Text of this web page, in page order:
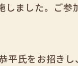
しました。ご参
氏をお招きし